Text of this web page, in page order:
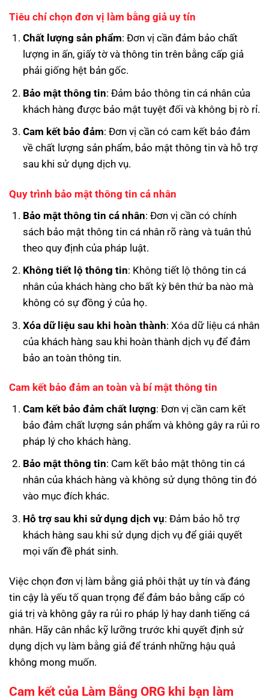
Tiêu chí chọn đơn vị làm bằng giả uy tín
Chất lượng sản phẩm: Đơn vị cần đảm bảo chất
lượng in ấn, giấy tờ và thông tin trên bằng cấp giả
phải giống hệt bản gốc.
Bảo mật thông tin: Đảm bảo thông tin cá nhân của
khách hàng được bảo mật tuyệt đối và không bị rò rỉ.
Cam kết bảo đảm: Đơn vị cần có cam kết bảo đảm
về chất lượng sản phẩm, bảo mật thông tin và hỗ trợ
sau khi sử dụng dịch vụ.
Quy trình bảo mật thông tin cá nhân
Bảo mật thông tin cá nhân: Đơn vị cần có chính
sách bảo mật thông tin cá nhân rõ ràng và tuân thủ
theo quy định của pháp luật.
Không tiết lộ thông tin: Không tiết lộ thông tin cá
nhân của khách hàng cho bất kỳ bên thứ ba nào mà
không có sự đồng ý của họ.
Xóa dữ liệu sau khi hoàn thành: Xóa dữ liệu cá nhân
của khách hàng sau khi hoàn thành dịch vụ để đảm
bảo an toàn thông tin.
Cam kết bảo đảm an toàn và bí mật thông tin
Cam kết bảo đảm chất lượng: Đơn vị cần cam kết
bảo đảm chất lượng sản phẩm và không gây ra rủi ro
pháp lý cho khách hàng.
Bảo mật thông tin: Cam kết bảo mật thông tin cá
nhân của khách hàng và không sử dụng thông tin đó
vào mục đích khác.
Hỗ trợ sau khi sử dụng dịch vụ: Đảm bảo hỗ trợ
khách hàng sau khi sử dụng dịch vụ để giải quyết
mọi vấn đề phát sinh.
Việc chọn đơn vị làm bằng giả phôi thật uy tín và đáng
tin cậy là yếu tố quan trọng để đảm bảo bằng cấp có
giá trị và không gây ra rủi ro pháp lý hay danh tiếng cá
nhân. Hãy cân nhắc kỹ lưỡng trước khi quyết định sử
dụng dịch vụ làm bằng giả để tránh những hậu quả
không mong muốn.
Cam kết của Làm Bằng ORG khi bạn làm